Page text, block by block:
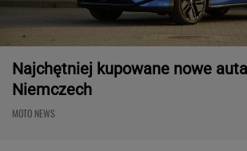
Najchętniej kupowane nowe
Niemczech
MOTO NEWS